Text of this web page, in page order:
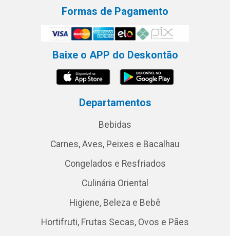
Formas de Pagamento
Baixe o APP do Deskontão
Departamentos
Bebidas
Carnes, Aves, Peixes e Bacalhau
Congelados e Resfriados
Culinária Oriental
Higiene, Beleza e Bebê
Hortifruti, Frutas Secas, Ovos e Pães